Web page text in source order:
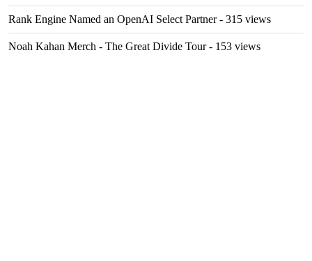
Rank Engine Named an OpenAI Select Partner- 315 views
Noah Kahan Merch - The Great Divide Tour- 153 views